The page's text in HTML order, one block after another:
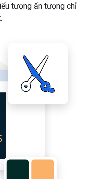
tượng ấn tượng chỉ